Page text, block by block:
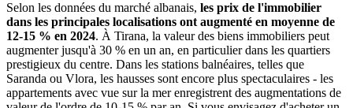
Selon les données du marché albanais, les prix de l'immobilier
dans les principales localisations ont augmenté en moyenne de
12-15 % en 2024. À Tirana, la valeur des biens immobiliers peut
augmenter jusqu'à 30 % en un an, en particulier dans les quartiers
prestigieux du centre. Dans les stations balnéaires, telles que
Saranda ou Vlora, les hausses sont encore plus spectaculaires - les
appartements avec vue sur la mer enregistrent des augmentations de